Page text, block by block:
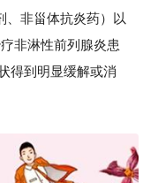
、非甾体抗炎药）以
非淋性前列腺炎患
得到明显缓解或消